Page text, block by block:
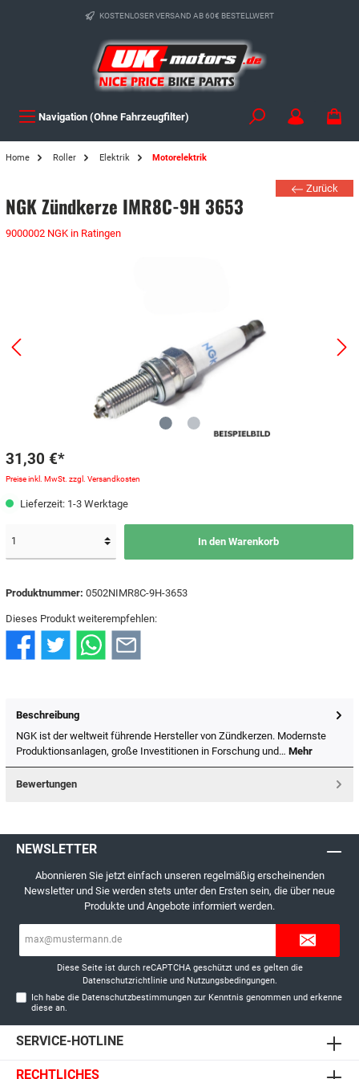
KOSTENLOSER VERSAND AB 60€ BESTELLWERT
Navigation (Ohne Fahrzeugfilter)
Home Roller Elektrik Motorelektrik
Zurück
NGK Zündkerze IMR8C-9H 3653
9000002 NGK in Ratingen
31,30 €*
Preise inkl. MwSt. zzgl. Versandkosten
Lieferzeit: 1-3 Werktage
In den Warenkorb
Produktnummer: 0502NIMR8C-9H-3653
Dieses Produkt weiterempfehlen:
Beschreibung
NGK ist der weltweit führende Hersteller von Zündkerzen. Modernste
Produktionsanlagen, große Investitionen in Forschung und… Mehr
Bewertungen
NEWSLETTER
Abonnieren Sie jetzt einfach unseren regelmäßig erscheinenden
Newsletter und Sie werden stets unter den Ersten sein, die über neue
Produkte und Angebote informiert werden.
Diese Seite ist durch reCAPTCHA geschützt und es gelten die
Datenschutzrichtlinieund Nutzungsbedingungen.
Ich habe die Datenschutzbestimmungen zur Kenntnis genommen und erkenne
diese an.
SERVICE-HOTLINE
RECHTLICHES